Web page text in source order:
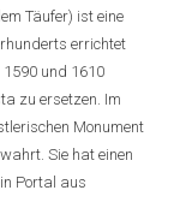
Täufer) ist eine
errichtet
und 1610
zu ersetzen. Im
Monument
Sie hat einen
Portal aus